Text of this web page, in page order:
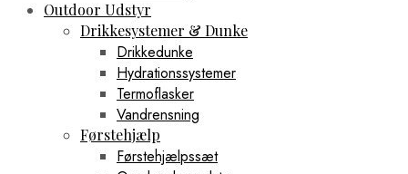
Outdoor Udstyr
Drikkesystemer & Dunke
Drikkedunke
Hydrationssystemer
Termoflasker
Vandrensning
Førstehjælp
Førstehjælpssæt